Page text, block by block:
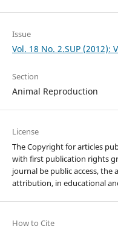
Issue
Vol. 18 No. 2.SUP (2012):
Section
Animal Reproduction
License
The Copyright for articles
with first publication rights
journal be public access, the
attribution, in educational
How to Cite